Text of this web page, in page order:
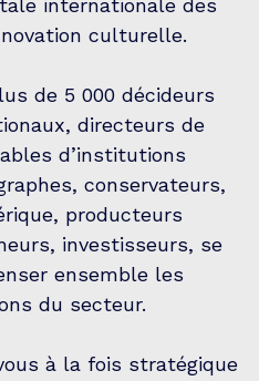
internationale des
culturelle.
de 5 000 décideurs
directeurs de
d’institutions
conservateurs,
producteurs
investisseurs, se
ensemble les
du secteur.
à la fois stratégique